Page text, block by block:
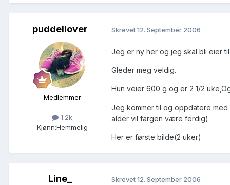
puddellover
Medlemmer
1.2k
Kjønn:Hemmelig
Skrevet12. September 2006
Jeg er ny her og jeg skal bli eier
Gleder meg veldig.
Hun veier 600 g og er 2 1/2
Jeg kommer til og oppdatere
alder vil fargen være ferdig)
Her er første bilde(2 uker)
Line_ Skrevet12. September 2006